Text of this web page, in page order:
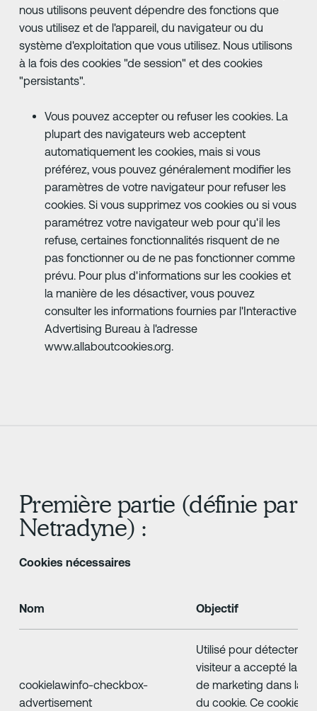
nous utilisons peuvent dépendre des fonctions que
vous utilisez et de l'appareil, du navigateur ou du
système d'exploitation que vous utilisez. Nous utilisons
à la fois des cookies "de session" et des cookies
"persistants".
Vous pouvez accepter ou refuser les cookies. La
plupart des navigateurs web acceptent
automatiquement les cookies, mais si vous
préférez, vous pouvez généralement modifier les
paramètres de votre navigateur pour refuser les
cookies. Si vous supprimez vos cookies ou si vous
paramétrez votre navigateur web pour qu'il les
refuse, certaines fonctionnalités risquent de ne
pas fonctionner ou de ne pas fonctionner comme
prévu. Pour plus d'informations sur les cookies et
la manière de les désactiver, vous pouvez
consulter les informations fournies par l'Interactive
Advertising Bureau à l'adresse
www.allaboutcookies.org.
Première partie (définie par
Netradyne) :
Cookies nécessaires
Nom Objectif
cookielawinfo-checkbox-
advertisement
Utilisé pour détecter si
visiteur a accepté la
de marketing dans la
du cookie. Ce cookie